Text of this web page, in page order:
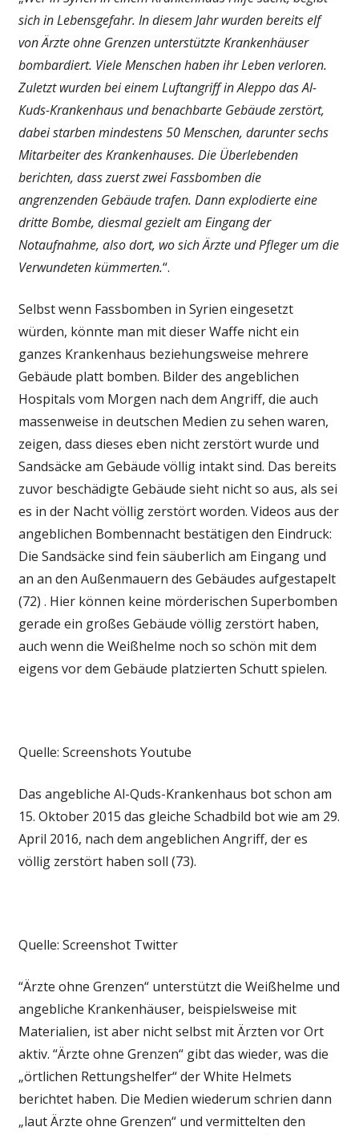
sich in Lebensgefahr. In diesem Jahr wurden bereits elf
von Ärzte ohne Grenzen unterstützte Krankenhäuser
bombardiert. Viele Menschen haben ihr Leben verloren.
Zuletzt wurden bei einem Luftangriff in Aleppo das Al-
Kuds-Krankenhaus und benachbarte Gebäude zerstört,
dabei starben mindestens 50 Menschen, darunter sechs
Mitarbeiter des Krankenhauses. Die Überlebenden
berichten, dass zuerst zwei Fassbomben die
angrenzenden Gebäude trafen. Dann explodierte eine
dritte Bombe, diesmal gezielt am Eingang der
Notaufnahme, also dort, wo sich Ärzte und Pfleger um die
Verwundeten kümmerten.“.
Selbst wenn Fassbomben in Syrien eingesetzt
würden, könnte man mit dieser Waffe nicht ein
ganzes Krankenhaus beziehungsweise mehrere
Gebäude platt bomben. Bilder des angeblichen
Hospitals vom Morgen nach dem Angriff, die auch
massenweise in deutschen Medien zu sehen waren,
zeigen, dass dieses eben nicht zerstört wurde und
Sandsäcke am Gebäude völlig intakt sind. Das bereits
zuvor beschädigte Gebäude sieht nicht so aus, als sei
es in der Nacht völlig zerstört worden. Videos aus der
angeblichen Bombennacht bestätigen den Eindruck:
Die Sandsäcke sind fein säuberlich am Eingang und
an an den Außenmauern des Gebäudes aufgestapelt
(72) . Hier können keine mörderischen Superbomben
gerade ein großes Gebäude völlig zerstört haben,
auch wenn die Weißhelme noch so schön mit dem
eigens vor dem Gebäude platzierten Schutt spielen.
Quelle: Screenshots Youtube
Das angebliche Al-Quds-Krankenhaus bot schon am
15. Oktober 2015 das gleiche Schadbild bot wie am 29.
April 2016, nach dem angeblichen Angriff, der es
völlig zerstört haben soll (73).
Quelle: Screenshot Twitter
“Ärzte ohne Grenzen“ unterstützt die Weißhelme und
angebliche Krankenhäuser, beispielsweise mit
Materialien, ist aber nicht selbst mit Ärzten vor Ort
aktiv. “Ärzte ohne Grenzen“ gibt das wieder, was die
„örtlichen Rettungshelfer“ der White Helmets
berichtet haben. Die Medien wiederum schrien dann
„laut Ärzte ohne Grenzen“ und vermittelten den